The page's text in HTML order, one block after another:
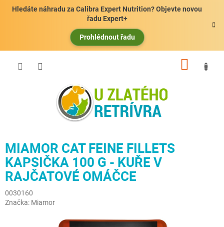
Hledáte náhradu za Calibra Expert Nutrition? Objevte novou
řadu Expert+
Prohlédnout řadu
MIAMOR CAT FEINE FILLETS
KAPSIČKA 100 G - KUŘE V
RAJČATOVÉ OMÁČCE
0030160
Značka: Miamor